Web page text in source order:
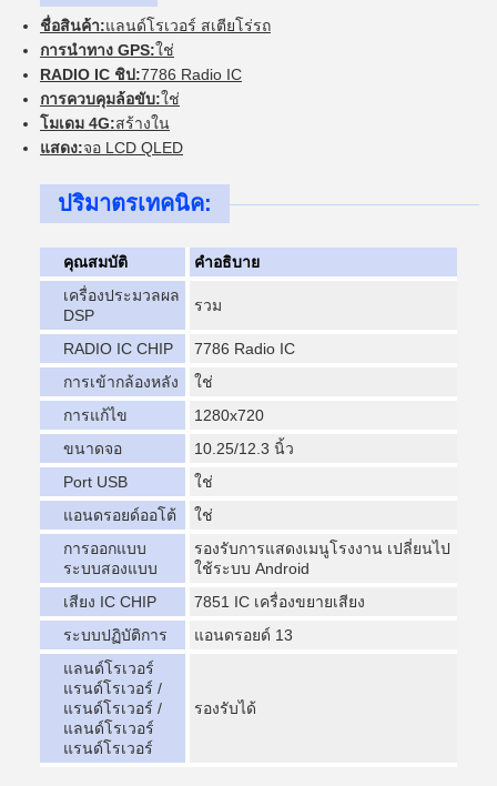
ชื่อสินค้า:แลนด์โรเวอร์ สเตียโร่รถ
การนําทาง GPS:ใช่
RADIO IC ชิป:7786 Radio IC
การควบคุมล้อขับ:ใช่
โมเดม 4G:สร้างใน
แสดง:จอ LCD QLED
ปริมาตรเทคนิค:
คุณสมบัติ
คําอธิบาย
เครื่องประมวลผล
DSP
รวม
RADIO IC CHIP
7786 Radio IC
การเข้ากล้องหลัง
ใช่
การแก้ไข
1280x720
ขนาดจอ
10.25/12.3 นิ้ว
Port USB
ใช่
แอนดรอยด์ออโต้
ใช่
การออกแบบ
ระบบสองแบบ
รองรับการแสดงเมนูโรงงาน เปลี่ยนไป
ใช้ระบบ Android
เสียง IC CHIP
7851 IC เครื่องขยายเสียง
ระบบปฏิบัติการ
แอนดรอยด์ 13
แลนด์โรเวอร์
แรนด์โรเวอร์ /
แรนด์โรเวอร์ /
แลนด์โรเวอร์
แรนด์โรเวอร์
รองรับได้